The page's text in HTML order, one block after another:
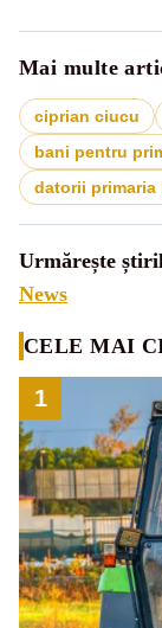
Mai multe
ciprian ciucu
bani pentru
datorii primaria
Urmărește
News
CELE MAI
1